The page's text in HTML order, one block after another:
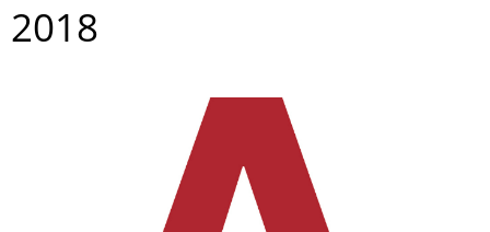
2018